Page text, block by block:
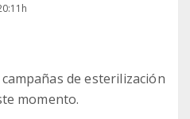
de esterilización
momento.